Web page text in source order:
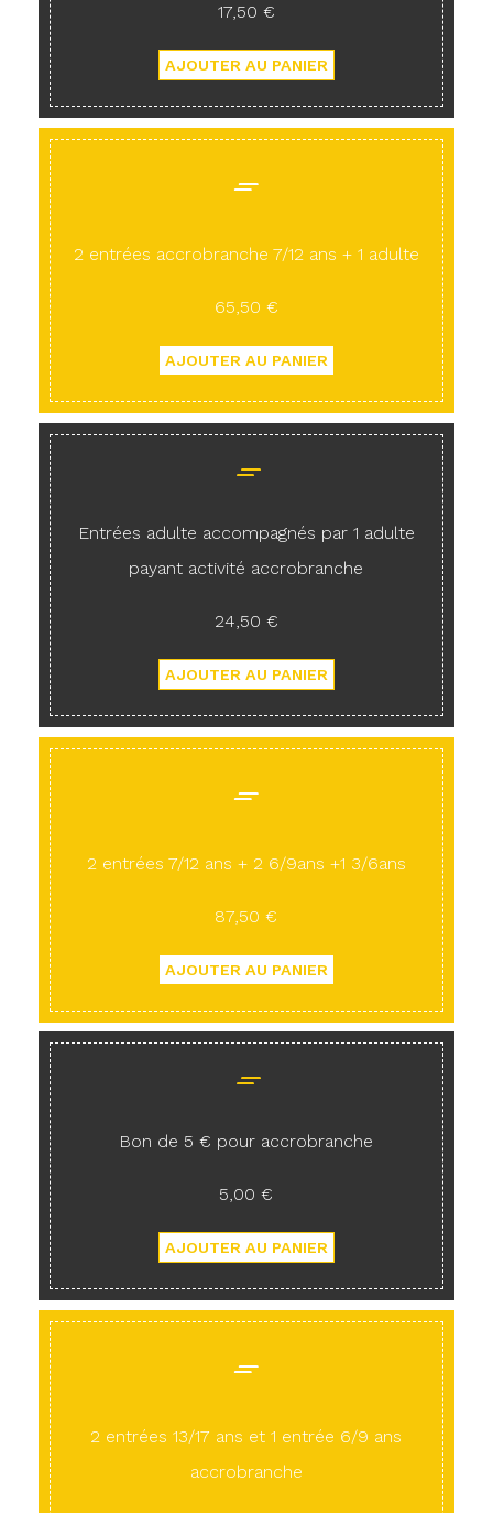
17,50 €
2 entrées accrobranche 7/12 ans + 1 adulte
65,50 €
Entrées adulte accompagnés par 1 adulte
payant activité accrobranche
24,50 €
2 entrées 7/12 ans + 2 6/9ans +1 3/6ans
87,50 €
Bon de 5 € pour accrobranche
5,00 €
2 entrées 13/17 ans et 1 entrée 6/9 ans
accrobranche